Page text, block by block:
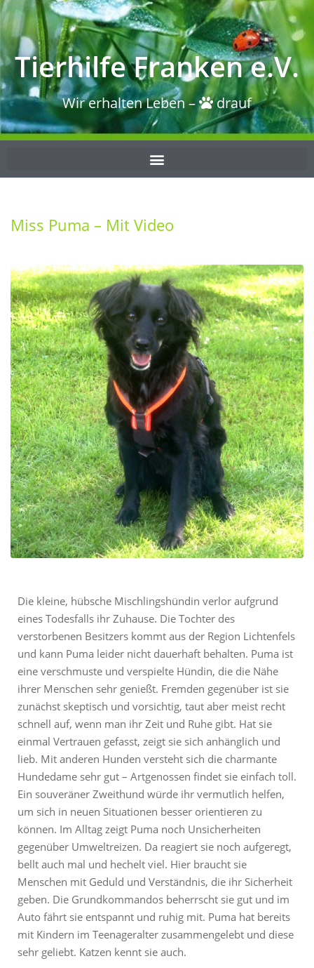
Tierhilfe Franken e.V.
Wir erhalten Leben – drauf
Miss Puma – Mit Video
Die kleine, hübsche Mischlingshündin verlor aufgrund
eines Todesfalls ihr Zuhause. Die Tochter des
verstorbenen Besitzers kommt aus der Region Lichtenfels
und kann Puma leider nicht dauerhaft behalten. Puma ist
eine verschmuste und verspielte Hündin, die die Nähe
ihrer Menschen sehr genießt. Fremden gegenüber ist sie
zunächst skeptisch und vorsichtig, taut aber meist recht
schnell auf, wenn man ihr Zeit und Ruhe gibt. Hat sie
einmal Vertrauen gefasst, zeigt sie sich anhänglich und
lieb. Mit anderen Hunden versteht sich die charmante
Hundedame sehr gut – Artgenossen findet sie einfach toll.
Ein souveräner Zweithund würde ihr vermutlich helfen,
um sich in neuen Situationen besser orientieren zu
können. Im Alltag zeigt Puma noch Unsicherheiten
gegenüber Umweltreizen. Da reagiert sie noch aufgeregt,
bellt auch mal und hechelt viel. Hier braucht sie
Menschen mit Geduld und Verständnis, die ihr Sicherheit
geben. Die Grundkommandos beherrscht sie gut und im
Auto fährt sie entspannt und ruhig mit. Puma hat bereits
mit Kindern im Teenageralter zusammengelebt und diese
sehr geliebt. Katzen kennt sie auch.